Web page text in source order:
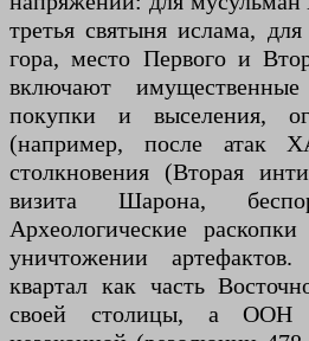
третья святыня ислама,
гора, место Первого и
включают
покупки и выселения,
(например, после атак
столкновения (Вторая
визита Шарона,
Археологические
уничтожении
квартал как часть
своей столицы, а ООН